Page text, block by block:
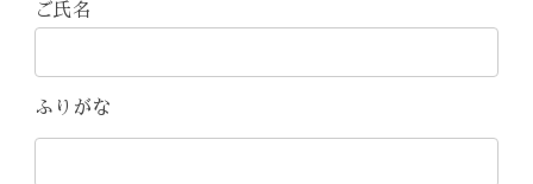
ご氏名
ふりがな